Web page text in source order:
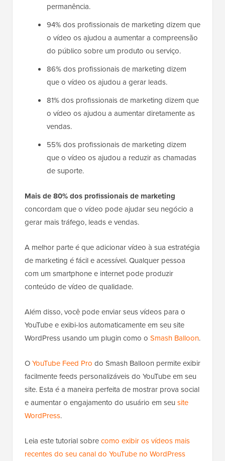
permanência.
94% dos profissionais de marketing dizem que
o vídeo os ajudou a aumentar a compreensão
do público sobre um produto ou serviço.
86% dos profissionais de marketing dizem
que o vídeo os ajudou a gerar leads.
81% dos profissionais de marketing dizem que
o vídeo os ajudou a aumentar diretamente as
vendas.
55% dos profissionais de marketing dizem
que o vídeo os ajudou a reduzir as chamadas
de suporte.
Mais de 80% dos profissionais de marketing
concordam que o vídeo pode ajudar seu negócio a
gerar mais tráfego, leads e vendas.
A melhor parte é que adicionar vídeo à sua estratégia
de marketing é fácil e acessível. Qualquer pessoa
com um smartphone e internet pode produzir
conteúdo de vídeo de qualidade.
Além disso, você pode enviar seus vídeos para o
YouTube e exibi-los automaticamente em seu site
WordPress usando um plugin como o Smash Balloon.
OYouTube Feed Pro do Smash Balloon permite exibir
facilmente feeds personalizáveis do YouTube em seu
site. Esta é a maneira perfeita de mostrar prova social
e aumentar o engajamento do usuário em seu site
WordPress.
Leia este tutorial sobrecomo exibir os vídeos mais
recentes do seu canal do YouTube no WordPress